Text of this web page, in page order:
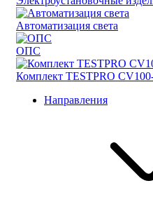
Автоматизация света
ОПС
Комплект TESTPRO
Направления